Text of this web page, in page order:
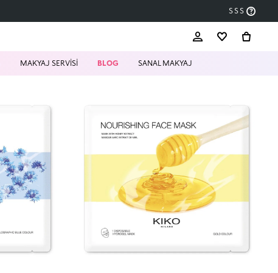
SSS
MAKYAJ SERVİSİ BLOG SANAL MAKYAJ